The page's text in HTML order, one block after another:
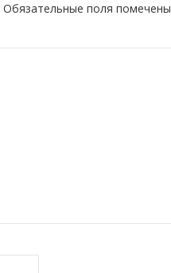
Обязательные поля помечены